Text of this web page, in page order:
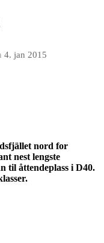
4. jan 2015
nord for
nest lengste
til åttendeplass i D40.